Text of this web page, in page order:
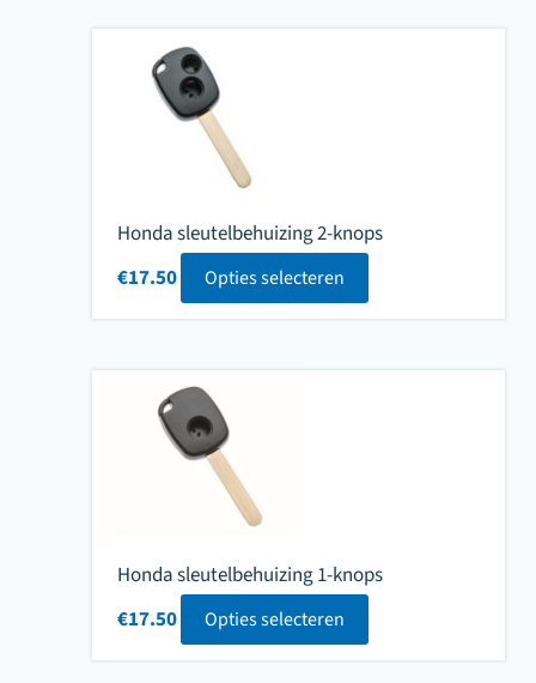
Honda sleutelbehuizing 2-knops
€17.50 Opties selecteren
Honda sleutelbehuizing 1-knops
€17.50 Opties selecteren